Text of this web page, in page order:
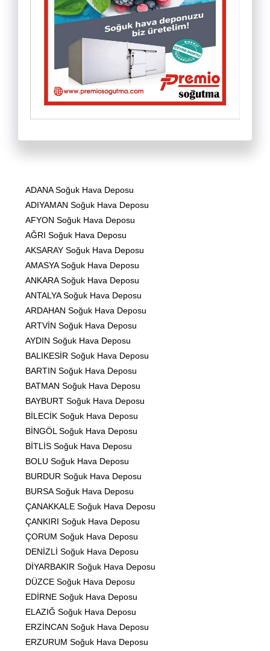
ADANA Soğuk Hava Deposu
ADIYAMAN Soğuk Hava Deposu
AFYON Soğuk Hava Deposu
AĞRI Soğuk Hava Deposu
AKSARAY Soğuk Hava Deposu
AMASYA Soğuk Hava Deposu
ANKARA Soğuk Hava Deposu
ANTALYA Soğuk Hava Deposu
ARDAHAN Soğuk Hava Deposu
ARTVİN Soğuk Hava Deposu
AYDIN Soğuk Hava Deposu
BALIKESİR Soğuk Hava Deposu
BARTIN Soğuk Hava Deposu
BATMAN Soğuk Hava Deposu
BAYBURT Soğuk Hava Deposu
BİLECİK Soğuk Hava Deposu
BİNGÖL Soğuk Hava Deposu
BİTLİS Soğuk Hava Deposu
BOLU Soğuk Hava Deposu
BURDUR Soğuk Hava Deposu
BURSA Soğuk Hava Deposu
ÇANAKKALE Soğuk Hava Deposu
ÇANKIRI Soğuk Hava Deposu
ÇORUM Soğuk Hava Deposu
DENİZLİ Soğuk Hava Deposu
DİYARBAKIR Soğuk Hava Deposu
DÜZCE Soğuk Hava Deposu
EDİRNE Soğuk Hava Deposu
ELAZIĞ Soğuk Hava Deposu
ERZİNCAN Soğuk Hava Deposu
ERZURUM Soğuk Hava Deposu